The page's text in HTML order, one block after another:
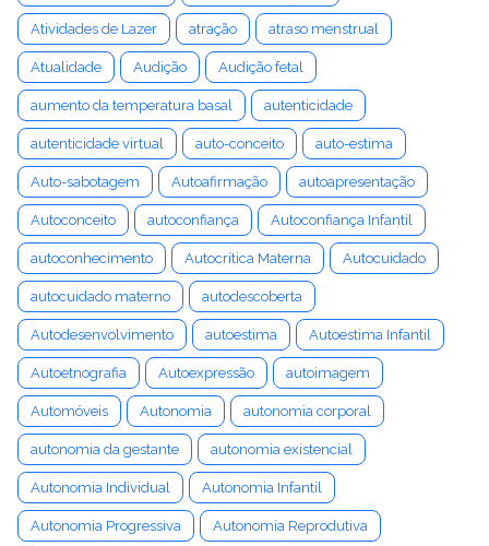
Atividades de Lazer atração atraso menstrual
Atualidade Audição Audição fetal
aumento da temperatura basal autenticidade
autenticidade virtual auto-conceito auto-estima
Auto-sabotagem Autoafirmação autoapresentação
Autoconceito autoconfiança Autoconfiança Infantil
autoconhecimento Autocrítica Materna Autocuidado
autocuidado materno autodescoberta
Autodesenvolvimento autoestima Autoestima Infantil
Autoetnografia Autoexpressão autoimagem
Automóveis Autonomia autonomia corporal
autonomia da gestante autonomia existencial
Autonomia Individual Autonomia Infantil
Autonomia Progressiva Autonomia Reprodutiva